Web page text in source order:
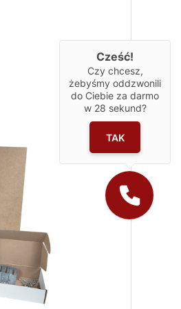
Cześć!
Czy chcesz,
żebyśmy oddzwonili
do Ciebie za darmo
w 28 sekund?
TAK